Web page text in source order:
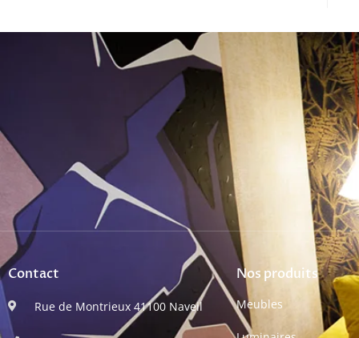
Contact
Rue de Montrieux 41100 Naveil
Nos produits
Meubles